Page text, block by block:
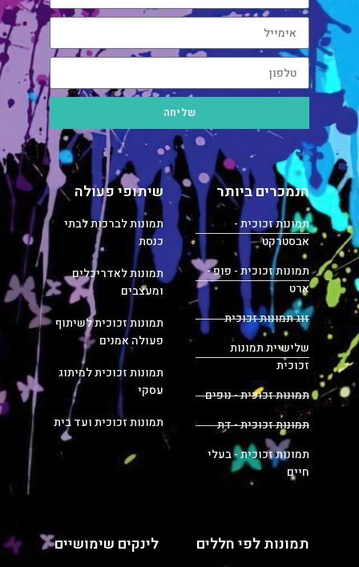
שליחה
הנמכרים ביותר
תמונות זכוכית -
אבסטרקט
תמונות זכוכית - פופ -
ארט
זוג תמונות זכוכית
שלישיית תמונות
זכוכית
תמונות זכוכית - נופים
תמונות זכוכית - דת
תמונות זכוכית - בעלי
חיים
שיתופי פעולה
תמונות לברכות לבתי
כנסת
תמונות לאדריכלים
ומעצבים
תמונות זכוכית לשיתוף
פעולה אמנים
תמונות זכוכית למיתוג
עסקי
תמונות זכוכית ועד בית
תמונות לפי חללים לינקים שימושיים